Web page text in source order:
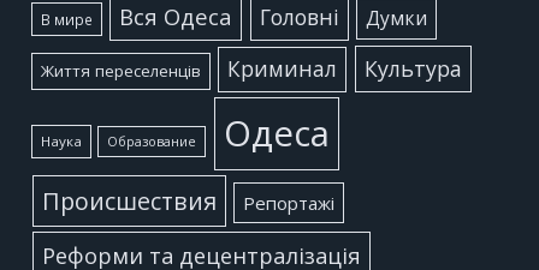
В мире Вся Одеса Головні Думки
Життя переселенців Криминал Культура
Наука Образование Одеса
Происшествия Репортажі
Реформи та децентралізація